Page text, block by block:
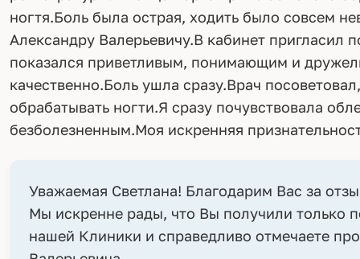
ногтя.Боль была острая, ходить было совсем
Александру Валерьевичу.В кабинет
показался приветливым, понимающим и
качественно.Боль ушла сразу.Врач
обрабатывать ногти.Я сразу почувствовала
безболезненным.Моя искренняя
Уважаемая Светлана! Благодарим Вас за
Мы искренне рады, что Вы получили только
нашей Клиники и справедливо отмечаете